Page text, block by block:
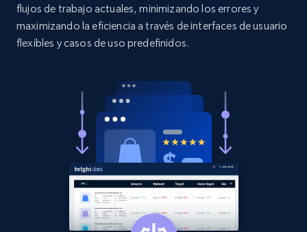
URL, Product id, Listing inventory id, Title, Rating,
Reviews count shop, Reviews count item, Initial
price, and more.
1.9K+ 323+ Comenzar ahora
Etsy - Collect data on products using
flujos de trabajo actuales, minimizando los errores y
maximizando la eficiencia a través de interfaces de usuario
flexibles y casos de uso predefinidos.